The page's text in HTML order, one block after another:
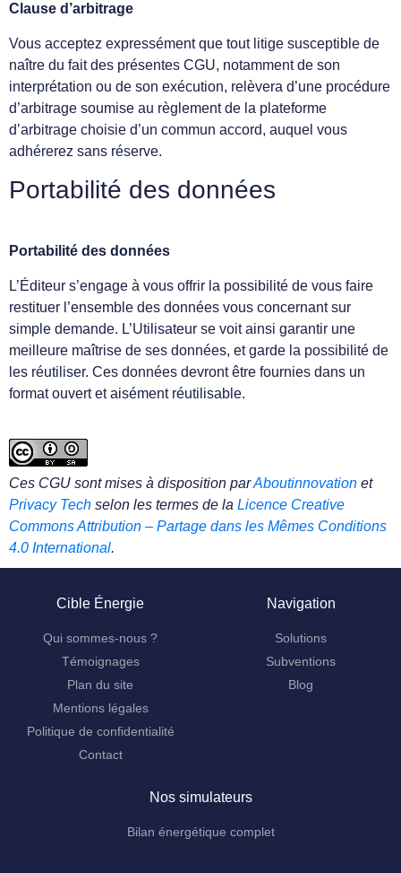
Clause d’arbitrage
Vous acceptez expressément que tout litige susceptible de
naître du fait des présentes CGU, notamment de son
interprétation ou de son exécution, relèvera d’une procédure
d’arbitrage soumise au règlement de la plateforme
d’arbitrage choisie d’un commun accord, auquel vous
adhérerez sans réserve.
Portabilité des données
Portabilité des données
L’Éditeur s’engage à vous offrir la possibilité de vous faire
restituer l’ensemble des données vous concernant sur
simple demande. L’Utilisateur se voit ainsi garantir une
meilleure maîtrise de ses données, et garde la possibilité de
les réutiliser. Ces données devront être fournies dans un
format ouvert et aisément réutilisable.
Ces CGU sont mises à disposition parAboutinnovation et
Privacy Tech selon les termes de la Licence Creative
Commons Attribution – Partage dans les Mêmes Conditions
4.0 International.
Cible Énergie
Qui sommes-nous ?
Témoignages
Plan du site
Mentions légales
Politique de confidentialité
Contact
Navigation
Solutions
Subventions
Blog
Nos simulateurs
Bilan énergétique complet